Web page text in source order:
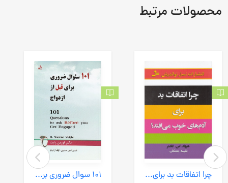
محصولات مرتبط
101 سوال ضروری برای قبل از ازدواج (نسل نواندیش) رقعی شومیز
چرا اتفاقات بد برای آدم های خوب می افتد؟ (نسل نواندیش) رقعی شومیز